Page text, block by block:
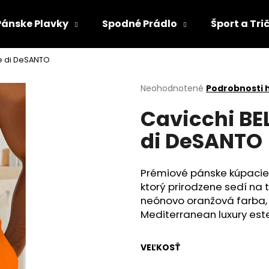
Plavky Spodné Prádlo Šport a
DeSANTO
Priemerné
produktu
je
0,0
z
hviezdičiek.
Neohodnotené Podrobnosti
Cavicchi
di DeSANTO
Prémiové pánske
ktorý prirodzene sedí na
neónovo oranžová farba,
Mediterranean luxury
VEĽKOSŤ
Čo potrebujete nájsť?
HĽADAŤ